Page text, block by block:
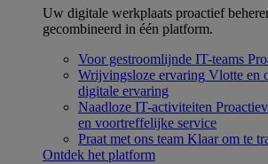
Uw digitale werkplaats proactief
gecombineerd in één platform.
Voor gestroomlijnde IT-teams
Wrijvingsloze ervaring Vlotte en
digitale ervaring
Naadloze IT-activiteiten
en voortreffelijke service
Praat met ons team Klaar om te
Ontdek het platform